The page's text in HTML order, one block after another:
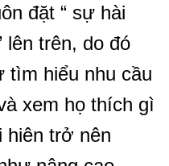
đặt “ sự hài
lên trên, do đó
tìm hiểu nhu cầu
xem họ thích gì
hiên trở nên